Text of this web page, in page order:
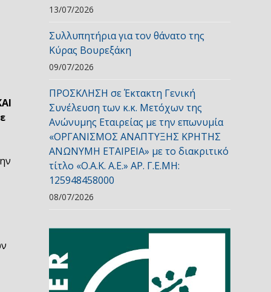
13/07/2026
Συλλυπητήρια για τον θάνατο της
Κύρας Βουρεξάκη
09/07/2026
ΠΡΟΣΚΛΗΣΗ σε Έκτακτη Γενική
Συνέλευση των κ.κ. Μετόχων της
Ανώνυμης Εταιρείας με την επωνυμία
«ΟΡΓΑΝΙΣΜΟΣ ΑΝΑΠΤΥΞΗΣ ΚΡΗΤΗΣ
ΑΝΩΝΥΜΗ ΕΤΑΙΡΕΙΑ» με το διακριτικό
τίτλο «Ο.Α.Κ. Α.Ε.» ΑΡ. Γ.Ε.ΜΗ:
125948458000
08/07/2026